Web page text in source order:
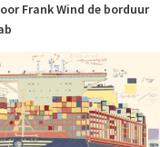
Frank Wind de borduur